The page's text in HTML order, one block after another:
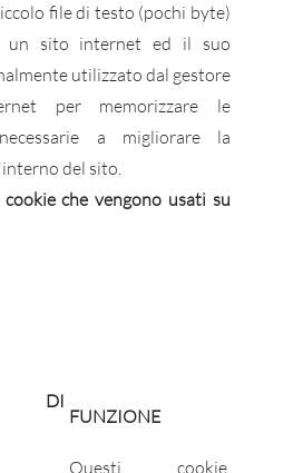
file di testo (pochi byte)
un sito internet ed il suo
utilizzato dal gestore
per memorizzare le
a migliorare la
del sito.
che vengono usati su
DI
FUNZIONE
Questi cookie